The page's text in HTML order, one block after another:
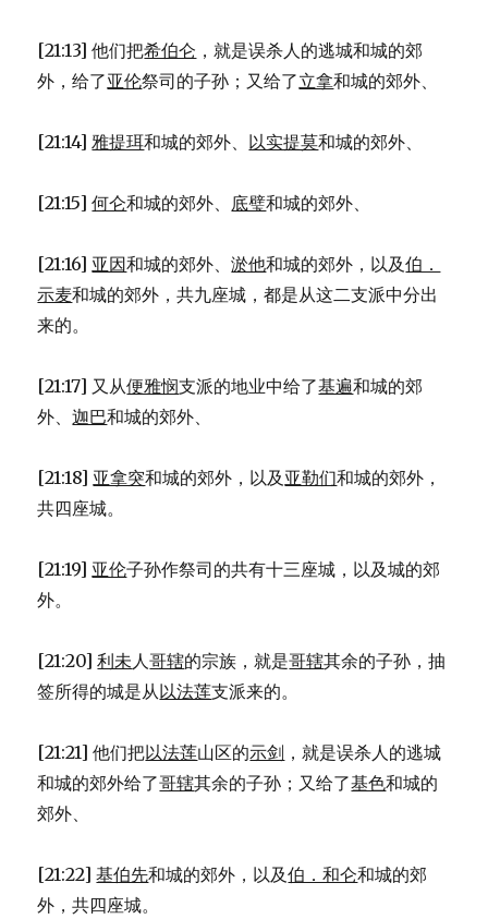
[21:13] 他们把希伯仑 ，就是误杀人的逃城和城的郊
外，给了亚伦祭司的子孙；又给了立拿和城的郊外、
[21:14]雅提珥和城的郊外、 以实提莫和城的郊外、
[21:15]何仑和城的郊外、 底璧和城的郊外、
[21:16] 亚因和城的郊外、淤他和城的郊外，以及伯．
示麦和城的郊外，共九座城，都是从这二支派中分出
来的。
[21:17] 又从便雅悯支派的地业中给了基遍和城的郊
外、迦巴和城的郊外、
[21:18] 亚拿突和城的郊外，以及 亚勒们和城的郊外，
共四座城。
[21:19] 亚伦子孙作祭司的共有十三座城，以及城的郊
外。
[21:20]利未人哥辖的宗族，就是哥辖其余的子孙，抽
签所得的城是从以法莲支派来的。
[21:21] 他们把以法莲山区的示剑 ，就是误杀人的逃城
和城的郊外给了哥辖其余的子孙；又给了基色和城的
郊外、
[21:22]基伯先和城的郊外，以及伯．和仑和城的郊
外，共四座城。